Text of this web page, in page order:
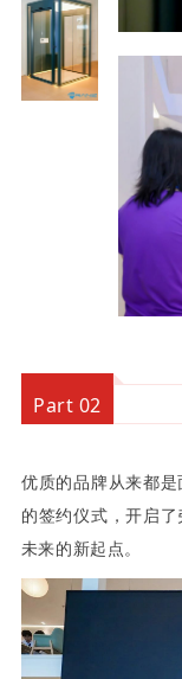
Part 02
优质的品牌从来都
的签约仪式，开启
未来的新起点。